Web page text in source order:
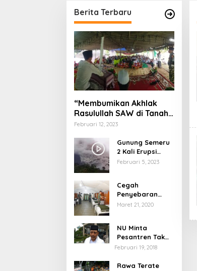
Berita Terbaru
“Membumikan Akhlak
Rasulullah SAW di Tanah
Nusantara”
Februari 12, 2023
Gunung Semeru
2 Kali Erupsi
dengan Tinggi
Februari 5, 2023
Cegah
Penyebaran
Virus Corona,
Pelayanan
Maret 21, 2020
NU Minta
Pesantren Tak
Terprovokasi
Februari 19, 2018
Rawa Terate